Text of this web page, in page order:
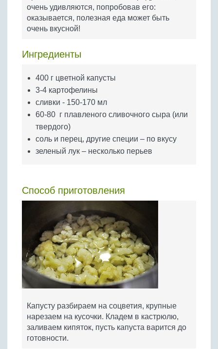
Бобовые
Яйца
очень удивляются, попробовав его:
оказывается, полезная еда может быть
очень вкусной!
Ингредиенты
400 г цветной капусты
3-4 картофелины
сливки - 150-170 мл
60-80 г плавленого сливочного сыра (или
твердого)
соль и перец, другие специи – по вкусу
зеленый лук – несколько перьев
Способ приготовления
Капусту разбираем на соцветия, крупные
нарезаем на кусочки. Кладем в кастрюлю,
заливаем кипяток, пусть капуста варится до
готовности.